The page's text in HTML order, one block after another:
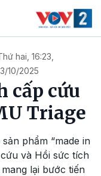
hai, 16:23,
10/2025
cấp cứu
Triage
phẩm “made in
và Hồi sức tích
lại bước tiến